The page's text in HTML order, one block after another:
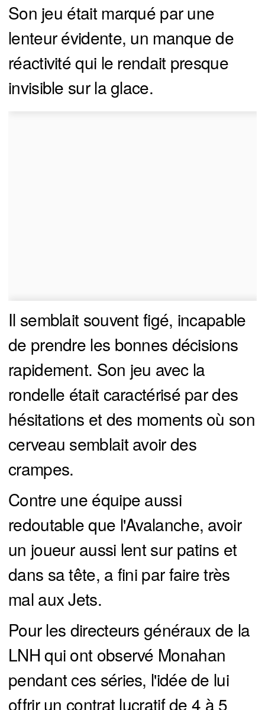
Son jeu était marqué par une
lenteur évidente, un manque de
réactivité qui le rendait presque
invisible sur la glace.
Il semblait souvent figé, incapable
de prendre les bonnes décisions
rapidement. Son jeu avec la
rondelle était caractérisé par des
hésitations et des moments où son
cerveau semblait avoir des
crampes.
Contre une équipe aussi
redoutable que l'Avalanche, avoir
un joueur aussi lent sur patins et
dans sa tête, a fini par faire très
mal aux Jets.
Pour les directeurs généraux de la
LNH qui ont observé Monahan
pendant ces séries, l'idée de lui
offrir un contrat lucratif de 4 à 5